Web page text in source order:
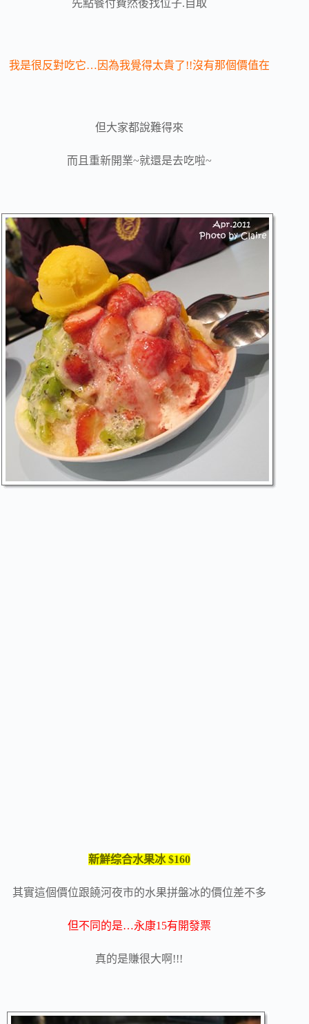
先點餐付費然後找位子.自取
我是很反對吃它…因為我覺得太貴了!!沒有那個價值在
但大家都說難得來
而且重新開業~就還是去吃啦~
新鮮综合水果冰 $160
其實這個價位跟饒河夜市的水果拼盤冰的價位差不多
但不同的是…永康15有開發票
真的是賺很大啊!!!